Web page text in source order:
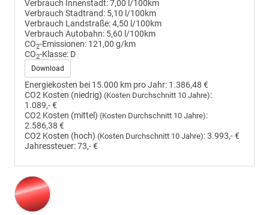
Verbrauch Innenstadt:7,00 l/100km
Verbrauch Stadtrand: 5,10 l/100km
Verbrauch Landstraße:4,50 l/100km
Verbrauch Autobahn: 5,60 l/100km
CO2-Emissionen: 121,00 g/km
CO2-Klasse: D
Download
Energiekosten bei 15.000 km pro Jahr: 1.386,48 €
CO2 Kosten (niedrig) (Kosten Durchschnitt 10 Jahre):
1.089,- €
CO2 Kosten (mittel) (Kosten Durchschnitt 10 Jahre):
2.586,38 €
CO2 Kosten (hoch) (Kosten Durchschnitt 10 Jahre):3.993,- €
Jahressteuer:73,- €